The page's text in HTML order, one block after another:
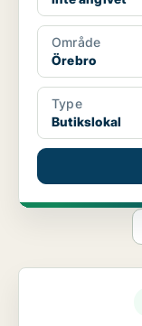
Område
Örebro
Type
Butikslokal